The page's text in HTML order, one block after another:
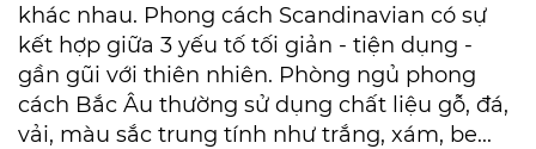
khác nhau. Phong cách Scandinavian có sự
kết hợp giữa 3 yếu tố tối giản - tiện dụng -
gần gũi với thiên nhiên. Phòng ngủ phong
cách Bắc Âu thường sử dụng chất liệu gỗ, đá,
vải, màu sắc trung tính như trắng, xám, be...